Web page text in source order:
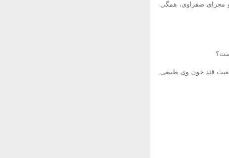
و مجرای صفراوی، همگی
قند خون وی طبیعی